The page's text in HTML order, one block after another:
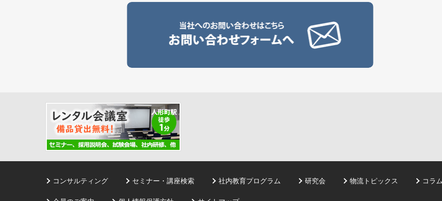
コンサルティング セミナー・講座検索 社内教育プログラム 研究会 物流トピックス コラ